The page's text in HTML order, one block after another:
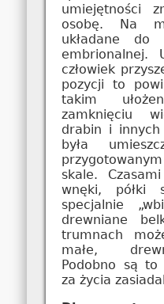
umiejętności
osobę. Na
układane
embrionalnej.
człowiek
pozycji to
takim
zamknięciu
drabin i
była
skale.
wnęki, półki
specjalnie
drewniane
trumnach
małe,
Podobno są to
za życia